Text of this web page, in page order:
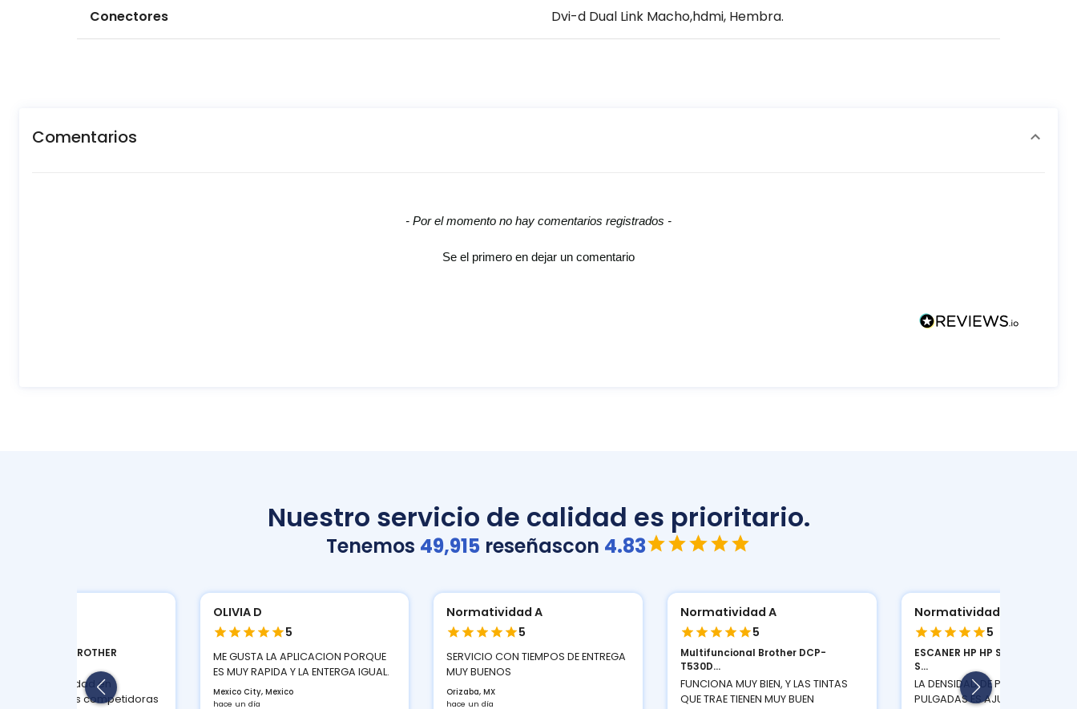
Conectores Dvi-d Dual Link Macho,hdmi, Hembra.
Comentarios
- Por el momento no hay comentarios registrados -
Se el primero en dejar un comentario
Nuestro servicio de calidad es prioritario.
Tenemos 49,915reseñascon 4.83
BROTHER
en velocidad en
a sus competidoras
OLIVIA D
5
ME GUSTA LA APLICACION PORQUE
ES MUY RAPIDA Y LA ENTERGA IGUAL.
Mexico City, Mexico
hace un día
Normatividad A
5
SERVICIO CON TIEMPOS DE ENTREGA
MUY BUENOS
Orizaba, MX
hace un día
Normatividad A
5
Multifuncional Brother DCP-
T530D...
FUNCIONA MUY BIEN, Y LAS TINTAS
QUE TRAE TIENEN MUY BUEN
Normatividad A
5
ESCANER HP HP SCANJET PRO
S...
LA DENSIDAD DE PIXELES POR
PULGADAS ES AJUSTABLE LO QUE